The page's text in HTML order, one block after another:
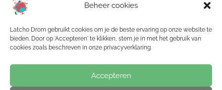
Beheer cookies
Latcho Drom gebruikt cookies om je de beste ervaring op onze website te
bieden. Door op 'Accepteren' te klikken, stem je in met het gebruik van
cookies zoals beschreven in onze privacyverklaring.
Accepteren
Naam